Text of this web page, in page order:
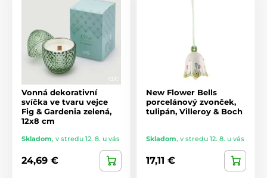
Vonná dekorativní
svíčka ve tvaru vejce
Fig & Gardenia zelená,
12x8 cm
Skladom, v stredu 12. 8. u vás
24,69 €
New Flower Bells
porcelánový zvonček,
tulipán, Villeroy & Boch
Skladom, v stredu 12. 8. u vás
17,11 €